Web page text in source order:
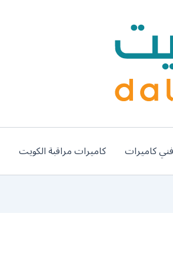
فني كاميرات كاميرات مراقبة الكويت